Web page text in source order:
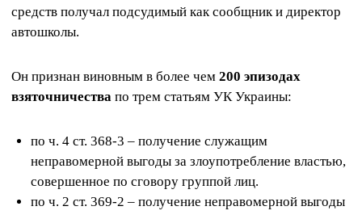
средств получал подсудимый как сообщник и директор
автошколы.
Он признан виновным в более чем 200 эпизодах
взяточничества по трем статьям УК Украины:
по ч. 4 ст. 368-3 – получение служащим
неправомерной выгоды за злоупотребление властью,
совершенное по сговору группой лиц.
по ч. 2 ст. 369-2 – получение неправомерной выгоды